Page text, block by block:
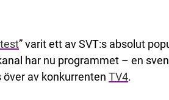
” varit ett av SVT:s absolut
har nu programmet – en
över av konkurrenten TV4.